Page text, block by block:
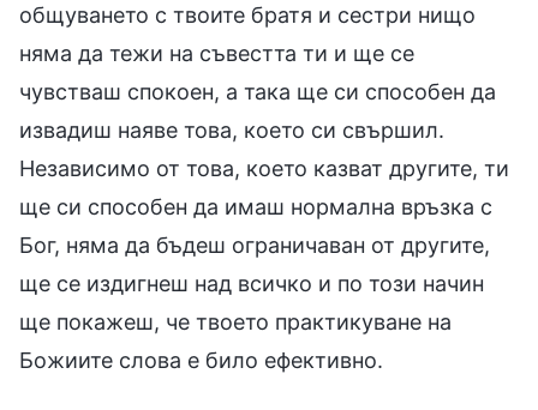
общуването с твоите братя и сестри нищо
няма да тежи на съвестта ти и ще се
чувстваш спокоен, а така ще си способен да
извадиш наяве това, което си свършил.
Независимо от това, което казват другите, ти
ще си способен да имаш нормална връзка с
Бог, няма да бъдеш ограничаван от другите,
ще се издигнеш над всичко и по този начин
ще покажеш, че твоето практикуване на
Божиите слова е било ефективно.